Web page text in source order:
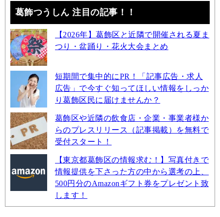
葛飾つうしん 注目の記事！！
【2026年】葛飾区と近隣で開催される夏ま
つり・盆踊り・花火大会まとめ
短期間で集中的にPR！「記事広告・求人
広告」で今すぐ知ってほしい情報をしっか
り葛飾区民に届けませんか？
葛飾区や近隣の飲食店・企業・事業者様か
らのプレスリリース（記事掲載）を無料で
受付スタート！
【東京都葛飾区の情報求む！】写真付きで
情報提供を下さった方の中から選考の上、
500円分のAmazonギフト券をプレゼント致
します！